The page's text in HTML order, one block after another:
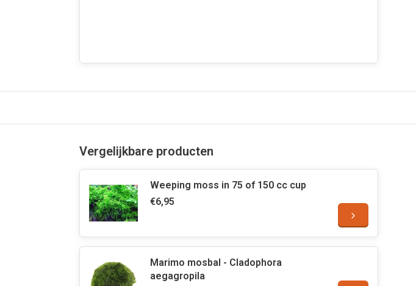
Vergelijkbare producten
Weeping moss in 75 of 150 cc cup
€6,95
Marimo mosbal - Cladophora
aegagropila